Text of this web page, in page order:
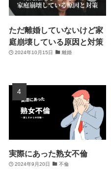
ただ離婚していないけど家
庭崩壊している原因と対策
2024年10月15日 離婚
実際にあった熟女不倫
2024年9月20日 不倫